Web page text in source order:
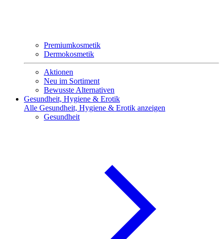
Premiumkosmetik
Dermokosmetik
Aktionen
Neu im Sortiment
Bewusste Alternativen
Gesundheit, Hygiene & Erotik
Alle Gesundheit, Hygiene & Erotik anzeigen
Gesundheit